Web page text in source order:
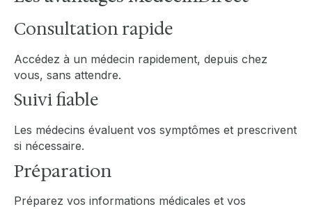
Consultation rapide
Accédez à un médecin rapidement, depuis chez
vous, sans attendre.
Suivi fiable
Les médecins évaluent vos symptômes et prescrivent
si nécessaire.
Préparation
Préparez vos informations médicales et vos